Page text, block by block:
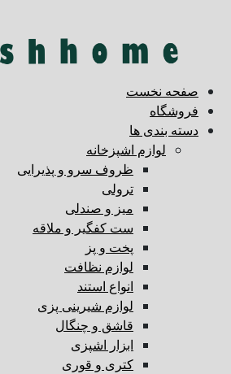
صفحه نخست
فروشگاه
دسته بندی ها
لوازم اشپزخانه
ظروف سرو و پذیرایی
ترولی
میز و صندلی
ست کفگیر و ملاقه
پخت و پز
لوازم نظافت
انواع استند
لوازم شیرینی پزی
قاشق و چنگال
ابزار اشپزی
کتری و قوری